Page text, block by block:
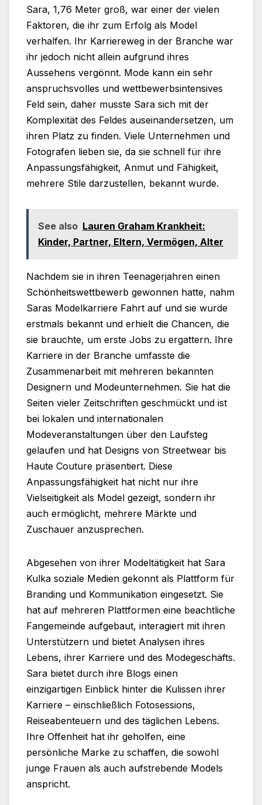
Sara, 1,76 Meter groß, war einer der vielen
Faktoren, die ihr zum Erfolg als Model
verhalfen. Ihr Karriereweg in der Branche war
ihr jedoch nicht allein aufgrund ihres
Aussehens vergönnt. Mode kann ein sehr
anspruchsvolles und wettbewerbsintensives
Feld sein, daher musste Sara sich mit der
Komplexität des Feldes auseinandersetzen, um
ihren Platz zu finden. Viele Unternehmen und
Fotografen lieben sie, da sie schnell für ihre
Anpassungsfähigkeit, Anmut und Fähigkeit,
mehrere Stile darzustellen, bekannt wurde.
See also Lauren Graham Krankheit:
Kinder, Partner, Eltern, Vermögen, Alter
Nachdem sie in ihren Teenagerjahren einen
Schönheitswettbewerb gewonnen hatte, nahm
Saras Modelkarriere Fahrt auf und sie wurde
erstmals bekannt und erhielt die Chancen, die
sie brauchte, um erste Jobs zu ergattern. Ihre
Karriere in der Branche umfasste die
Zusammenarbeit mit mehreren bekannten
Designern und Modeunternehmen. Sie hat die
Seiten vieler Zeitschriften geschmückt und ist
bei lokalen und internationalen
Modeveranstaltungen über den Laufsteg
gelaufen und hat Designs von Streetwear bis
Haute Couture präsentiert. Diese
Anpassungsfähigkeit hat nicht nur ihre
Vielseitigkeit als Model gezeigt, sondern ihr
auch ermöglicht, mehrere Märkte und
Zuschauer anzusprechen.
Abgesehen von ihrer Modeltätigkeit hat Sara
Kulka soziale Medien gekonnt als Plattform für
Branding und Kommunikation eingesetzt. Sie
hat auf mehreren Plattformen eine beachtliche
Fangemeinde aufgebaut, interagiert mit ihren
Unterstützern und bietet Analysen ihres
Lebens, ihrer Karriere und des Modegeschäfts.
Sara bietet durch ihre Blogs einen
einzigartigen Einblick hinter die Kulissen ihrer
Karriere – einschließlich Fotosessions,
Reiseabenteuern und des täglichen Lebens.
Ihre Offenheit hat ihr geholfen, eine
persönliche Marke zu schaffen, die sowohl
junge Frauen als auch aufstrebende Models
anspricht.